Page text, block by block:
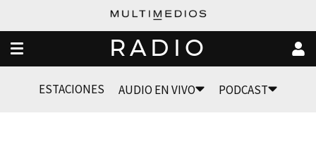
RADIO
ESTACIONES AUDIO EN VIVO PODCAST